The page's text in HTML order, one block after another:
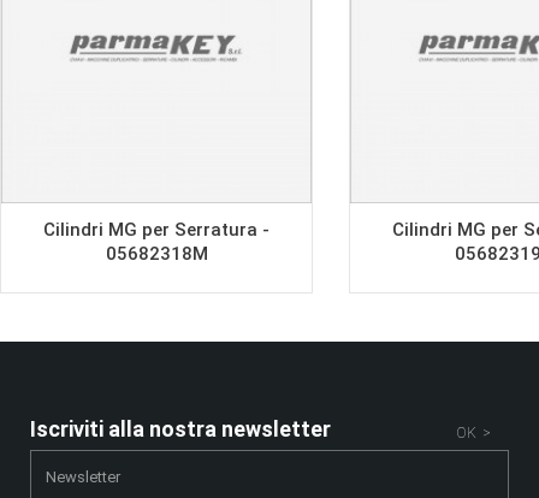
Cilindri MG per Serratura -
05682318M
Cilindri MG per
Iscriviti alla nostra newsletter OK >